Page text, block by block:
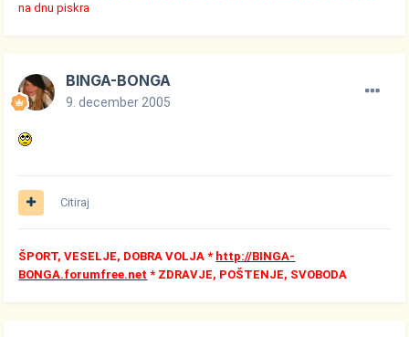
na dnu piskra
BINGA-BONGA
9. december 2005
Citiraj
ŠPORT, VESELJE, DOBRA VOLJA * http://BINGA-
BONGA.forumfree.net * ZDRAVJE, POŠTENJE, SVOBODA